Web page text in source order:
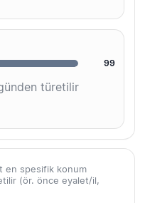
99
türetilir
en spesifik konum
(ör. önce eyalet/il,